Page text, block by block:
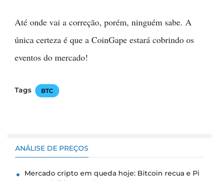
Até onde vai a correção, porém, ninguém sabe. A
única certeza é que a CoinGape estará cobrindo os
eventos do mercado!
Tags BTC
ANÁLISE DE PREÇOS
Mercado cripto em queda hoje: Bitcoin recua e Pi